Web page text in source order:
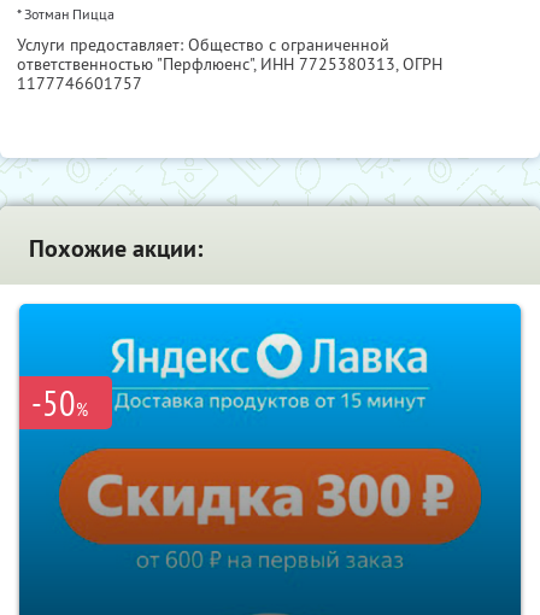
* Зотман Пицца
Услуги предоставляет: Общество с ограниченной
ответственностью "Перфлюенс", ИНН 7725380313, ОГРН
1177746601757
Похожие акции:
-50%